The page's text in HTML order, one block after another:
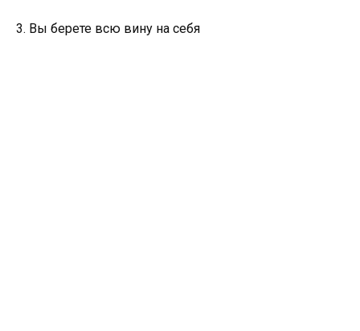
3. Вы берете всю вину на себя